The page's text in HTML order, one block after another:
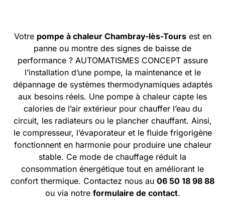
Votre pompe à chaleur Chambray-lès-Toursest en
panne ou montre des signes de baisse de
performance ? AUTOMATISMES CONCEPT assure
l’installation d’une pompe, la maintenance et le
dépannage de systèmes thermodynamiques adaptés
aux besoins réels. Une pompe à chaleur capte les
calories de l’air extérieur pour chauffer l’eau du
circuit, les radiateurs ou le plancher chauffant. Ainsi,
le compresseur, l’évaporateur et le fluide frigorigène
fonctionnent en harmonie pour produire une chaleur
stable. Ce mode de chauffage réduit la
consommation énergétique tout en améliorant le
confort thermique. Contactez nous au 06 50 18 98 88
ou via notre formulaire de contact.